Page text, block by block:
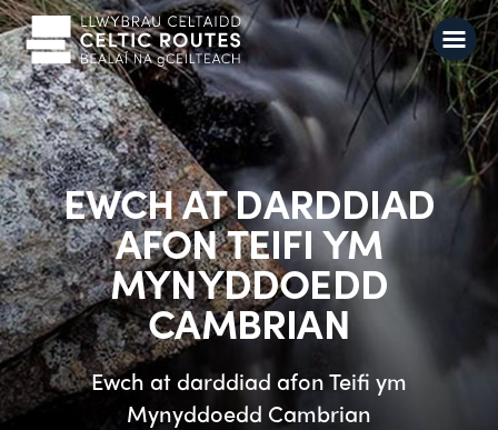
EWCH AT DARDDIAD
AFON TEIFI YM
MYNYDDOEDD
CAMBRIAN
Ewch at darddiad afon Teifi ym
Mynyddoedd Cambrian